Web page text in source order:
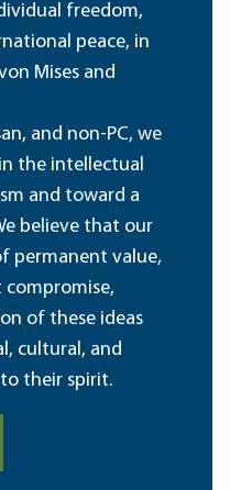
freedom,
peace, in
Mises and
and non-PC, we
the intellectual
and toward a
believe that our
permanent value,
of these ideas
cultural, and
their spirit.